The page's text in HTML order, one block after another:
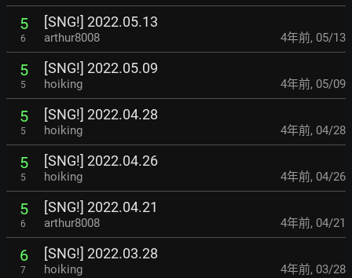
5
6
[SNG!] 2022.05.13
arthur8008 4年前, 05/13
5
5
[SNG!] 2022.05.09
hoiking 4年前, 05/09
5
5
[SNG!] 2022.04.28
hoiking 4年前, 04/28
5
5
[SNG!] 2022.04.26
hoiking 4年前, 04/26
5
6
[SNG!] 2022.04.21
arthur8008 4年前, 04/21
6
7
[SNG!] 2022.03.28
hoiking 4年前, 03/28